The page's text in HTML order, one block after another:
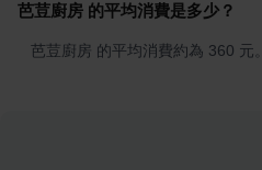
芭荳廚房 的平均消費是多少？
芭荳廚房 的平均消費約為 360 元。